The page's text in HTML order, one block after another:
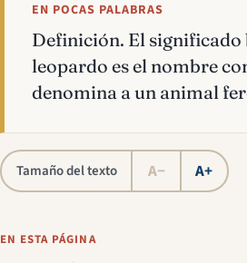
EN POCAS PALABRAS
Definición. El significado
leopardo es el nombre
denomina a un animal
Tamaño del texto A− A+
EN ESTA PÁGINA